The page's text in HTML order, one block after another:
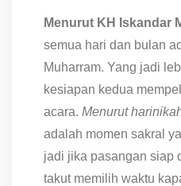
Menurut KH Iskandar
semua hari dan bulan
Muharram. Yang jadi
kesiapan kedua
acara. Menurut
adalah momen sakral
jadi jika pasangan siap
takut memilih waktu